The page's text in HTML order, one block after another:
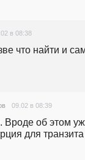
в 08:38
что найти и
09.02 в 08:39
Вроде об этом
для транзита